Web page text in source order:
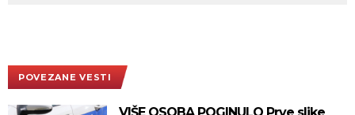
POVEZANE VESTI
VIŠE OSOBA POGINULO Prve slike